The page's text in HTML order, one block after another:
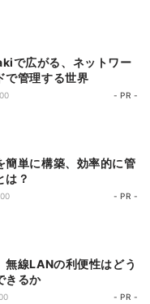
で広がる、ネットワー
で管理する世界
- PR -
簡単に構築、効率的に管
は？
- PR -
無線LANの利便性はどう
きるか
- PR -